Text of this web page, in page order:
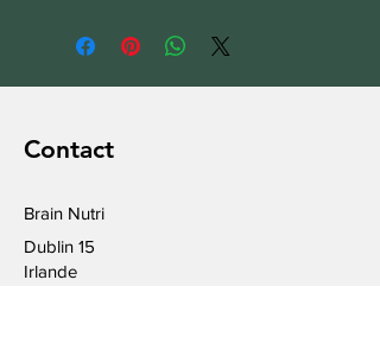
Contact
Brain Nutri
Dublin 15
Irlande